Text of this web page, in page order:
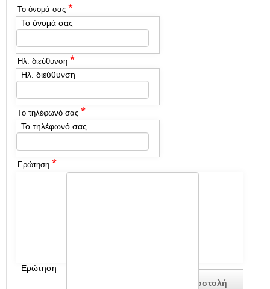
Το όνομά σας *
Το όνομά σας
Ηλ. διεύθυνση *
Ηλ. διεύθυνση
Το τηλέφωνό σας *
Το τηλέφωνό σας
Ερώτηση *
Ερώτηση